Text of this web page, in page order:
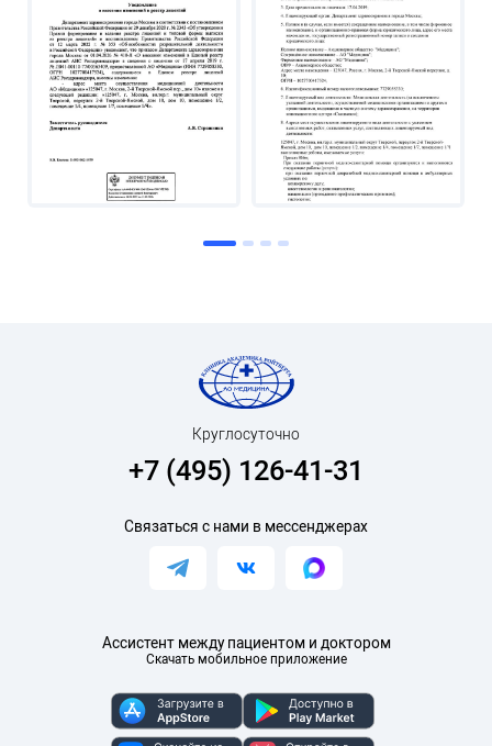
Ассистент между пациентом и доктором
Скачать мобильное приложение
Круглосуточно
+7 (495) 126-41-31
Связаться с нами в мессенджерах